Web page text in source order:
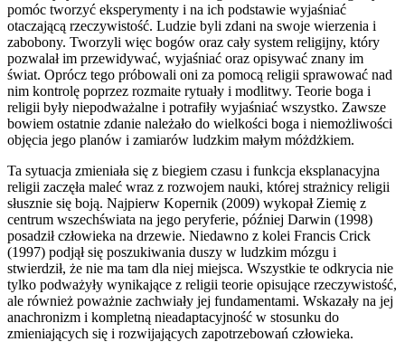
pomóc tworzyć eksperymenty i na ich podstawie wyjaśniać
otaczającą rzeczywistość. Ludzie byli zdani na swoje wierzenia i
zabobony. Tworzyli więc bogów oraz cały system religijny, który
pozwalał im przewidywać, wyjaśniać oraz opisywać znany im
świat. Oprócz tego próbowali oni za pomocą religii sprawować nad
nim kontrolę poprzez rozmaite rytuały i modlitwy. Teorie boga i
religii były niepodważalne i potrafiły wyjaśniać wszystko. Zawsze
bowiem ostatnie zdanie należało do wielkości boga i niemożliwości
objęcia jego planów i zamiarów ludzkim małym móżdżkiem.
Ta sytuacja zmieniała się z biegiem czasu i funkcja eksplanacyjna
religii zaczęła maleć wraz z rozwojem nauki, której strażnicy religii
słusznie się boją. Najpierw Kopernik (2009) wykopał Ziemię z
centrum wszechświata na jego peryferie, później Darwin (1998)
posadził człowieka na drzewie. Niedawno z kolei Francis Crick
(1997) podjął się poszukiwania duszy w ludzkim mózgu i
stwierdził, że nie ma tam dla niej miejsca. Wszystkie te odkrycia nie
tylko podważyły wynikające z religii teorie opisujące rzeczywistość,
ale również poważnie zachwiały jej fundamentami. Wskazały na jej
anachronizm i kompletną nieadaptacyjność w stosunku do
zmieniających się i rozwijających zapotrzebowań człowieka.